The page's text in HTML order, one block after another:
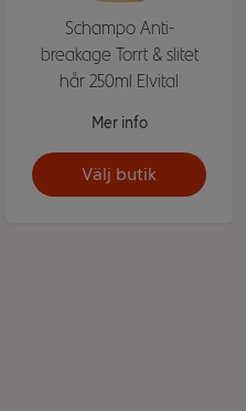
Schampo Anti-
breakage Torrt & slitet
hår 250ml Elvital
Mer info
Välj butik